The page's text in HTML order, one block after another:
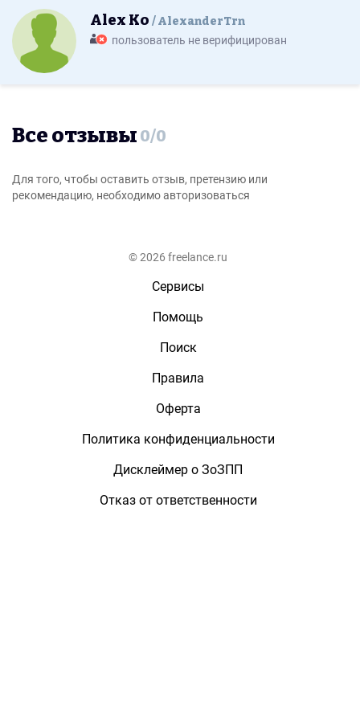
Alex Ko AlexanderTrn
пользователь не верифицирован
Все отзывы 0/0
Для того, чтобы оставить отзыв, претензию или
рекомендацию, необходимо авторизоваться
© 2026 freelance.ru
Сервисы
Помощь
Поиск
Правила
Оферта
Политика конфиденциальности
Дисклеймер о ЗоЗПП
Отказ от ответственности